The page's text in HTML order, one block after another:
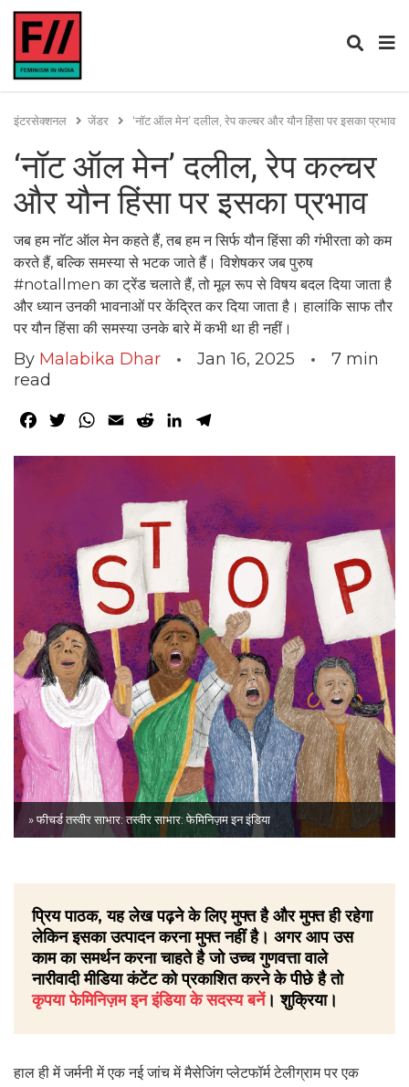
इंटरसेक्शनल जेंडर ‘नॉट ऑल मेन’ दलील, रेप कल्चर और यौन हिंसा पर इसका प्रभाव
‘नॉट ऑल मेन’ दलील, रेप कल्चर
और यौन हिंसा पर इसका प्रभाव
जब हम नॉट ऑल मेन कहते हैं, तब हम न सिर्फ यौन हिंसा की गंभीरता को कम
करते हैं, बल्कि समस्या से भटक जाते हैं। विशेषकर जब पुरुष
#notallmen का ट्रेंड चलाते हैं, तो मूल रूप से विषय बदल दिया जाता है
और ध्यान उनकी भावनाओं पर केंद्रित कर दिया जाता है। हालांकि साफ तौर
पर यौन हिंसा की समस्या उनके बारे में कभी था ही नहीं।
By Malabika Dhar Jan 16, 2025 7 min
read
Facebook
TwitterWhatsApp
Email RedditLinkedIn
» फीचर्ड तस्वीर साभार: तस्वीर साभार: फेमिनिज़म इन इंडिया
प्रिय पाठक, यह लेख पढ़ने के लिए मुफ्त है और मुफ्त ही रहेगा
लेकिन इसका उत्पादन करना मुफ्त नहीं है। अगर आप उस
काम का समर्थन करना चाहते है जो उच्च गुणवत्ता वाले
नारीवादी मीडिया कंटेंट को प्रकाशित करने के पीछे है तो
कृपया फेमिनिज़म इन इंडिया के सदस्य बनें। शुक्रिया।
हाल ही में जर्मनी में एक नई जांच में मैसेजिंग प्लेटफॉर्म टेलीग्राम पर एक